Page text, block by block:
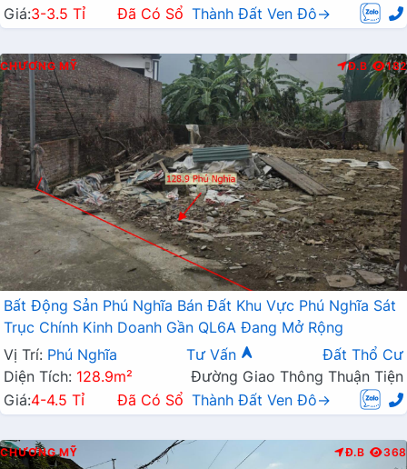
Giá:3-3.5 Tỉ Đã Có Sổ Thành Đất Ven Đô→
CHƯƠNG MỸ Đ.B 182
Bất Động Sản Phú Nghĩa Bán Đất Khu Vực Phú Nghĩa Sát
Trục Chính Kinh Doanh Gần QL6A Đang Mở Rộng
Vị Trí: Phú Nghĩa Tư Vấn
Đất Thổ Cư
Diện Tích: 128.9m²
Đường Giao Thông Thuận Tiện
Giá:4-4.5 Tỉ Đã Có Sổ Thành Đất Ven Đô→
CHƯƠNG MỸ Đ.B 368